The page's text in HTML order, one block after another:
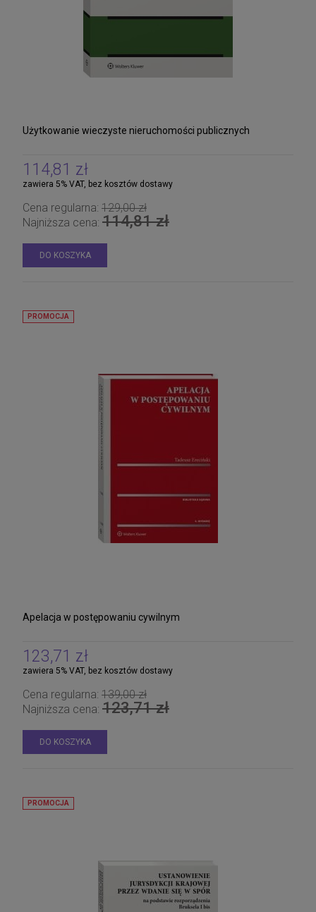
Użytkowanie wieczyste nieruchomości publicznych
114,81 zł
zawiera 5% VAT, bez kosztów dostawy
Cena regularna: 129,00 zł
Najniższa cena: 114,81 zł
DO KOSZYKA
Apelacja w postępowaniu cywilnym
123,71 zł
zawiera 5% VAT, bez kosztów dostawy
Cena regularna: 139,00 zł
Najniższa cena: 123,71 zł
DO KOSZYKA
PROMOCJA
PROMOCJA